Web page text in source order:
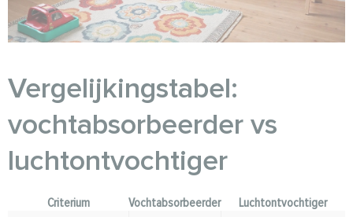
Vergelijkingstabel:
vochtabsorbeerder vs
luchtontvochtiger
Criterium Vochtabsorbeerder
Luchtontvochtiger